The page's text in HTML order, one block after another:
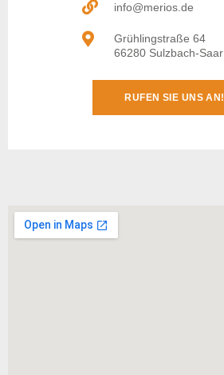
info@merios.de
Grühlingstraße 64
66280 Sulzbach-Saar
RUFEN SIE UNS AN!